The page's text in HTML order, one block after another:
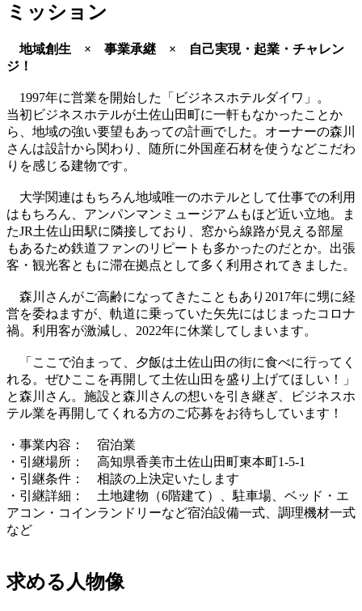
ミッション
地域創生 × 事業承継 × 自己実現・起業・チャレン
ジ！
1997年に営業を開始した「ビジネスホテルダイワ」。
当初ビジネスホテルが土佐山田町に一軒もなかったことか
ら、地域の強い要望もあっての計画でした。オーナーの森川
さんは設計から関わり、随所に外国産石材を使うなどこだわ
りを感じる建物です。
大学関連はもちろん地域唯一のホテルとして仕事での利用
はもちろん、アンパンマンミュージアムもほど近い立地。ま
たJR土佐山田駅に隣接しており、窓から線路が見える部屋
もあるため鉄道ファンのリピートも多かったのだとか。出張
客・観光客ともに滞在拠点として多く利用されてきました。
森川さんがご高齢になってきたこともあり2017年に甥に経
営を委ねますが、軌道に乗っていた矢先にはじまったコロナ
禍。利用客が激減し、2022年に休業してしまいます。
「ここで泊まって、夕飯は土佐山田の街に食べに行ってく
れる。ぜひここを再開して土佐山田を盛り上げてほしい！」
と森川さん。施設と森川さんの想いを引き継ぎ、ビジネスホ
テル業を再開してくれる方のご応募をお待ちしています！
・事業内容： 宿泊業
・引継場所： 高知県香美市土佐山田町東本町1-5-1
・引継条件： 相談の上決定いたします
・引継詳細： 土地建物（6階建て）、駐車場、ベッド・エ
アコン・コインランドリーなど宿泊設備一式、調理機材一式
など
求める人物像